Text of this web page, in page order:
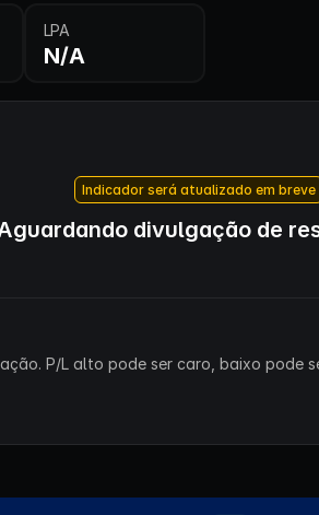
LPA
N/A
Indicador será atualizado em breve
divulgação de
P/L alto pode ser caro, baixo pode